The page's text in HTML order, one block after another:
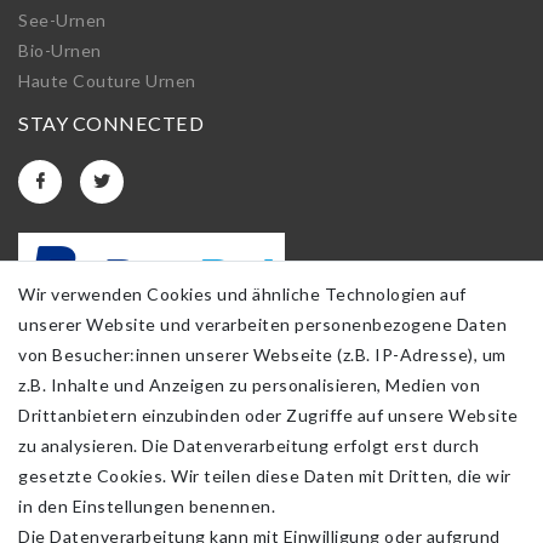
See-Urnen
Bio-Urnen
Haute Couture Urnen
STAY CONNECTED
Wir verwenden Cookies und ähnliche Technologien auf
unserer Website und verarbeiten personenbezogene Daten
von Besucher:innen unserer Webseite (z.B. IP-Adresse), um
z.B. Inhalte und Anzeigen zu personalisieren, Medien von
Drittanbietern einzubinden oder Zugriffe auf unsere Website
zu analysieren. Die Datenverarbeitung erfolgt erst durch
gesetzte Cookies. Wir teilen diese Daten mit Dritten, die wir
in den Einstellungen benennen.
Die Datenverarbeitung kann mit Einwilligung oder aufgrund